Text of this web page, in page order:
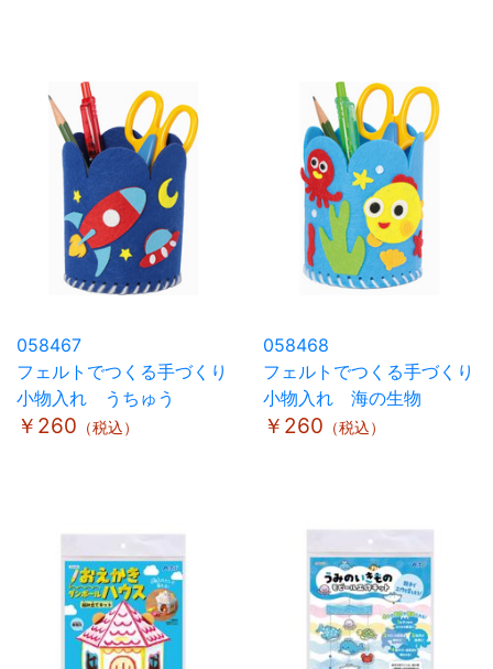
058467
フェルトでつくる手づくり
小物入れ うちゅう
￥260 （税込）
058468
フェルトでつくる手づくり
小物入れ 海の生物
￥260 （税込）